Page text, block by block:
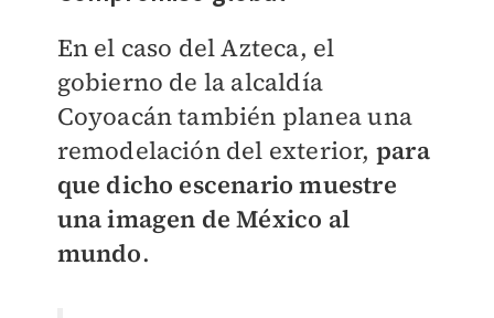
En el caso del Azteca, el
gobierno de la alcaldía
Coyoacán también planea una
remodelación del exterior, para
que dicho escenario muestre
una imagen de México al
mundo.